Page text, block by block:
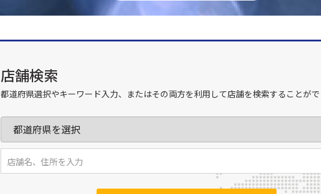
店舗検索
都道府県選択やキーワード入力、またはその両方を利用して店舗を検索することが